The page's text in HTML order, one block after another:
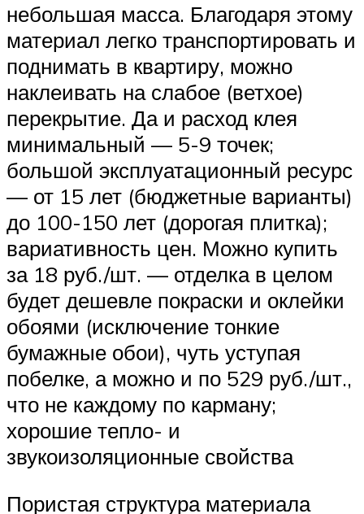
небольшая масса. Благодаря этому
материал легко транспортировать и
поднимать в квартиру, можно
наклеивать на слабое (ветхое)
перекрытие. Да и расход клея
минимальный — 5-9 точек;
большой эксплуатационный ресурс
— от 15 лет (бюджетные варианты)
до 100-150 лет (дорогая плитка);
вариативность цен. Можно купить
за 18 руб./шт. — отделка в целом
будет дешевле покраски и оклейки
обоями (исключение тонкие
бумажные обои), чуть уступая
побелке, а можно и по 529 руб./шт.,
что не каждому по карману;
хорошие тепло- и
звукоизоляционные свойства
Пористая структура материала